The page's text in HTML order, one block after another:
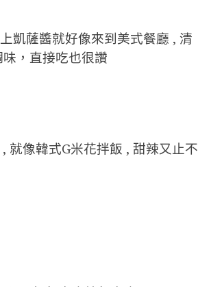
凱薩醬就好像來到美式餐廳 , 清
，直接吃也很讚
就像韓式G米花拌飯 , 甜辣又止不